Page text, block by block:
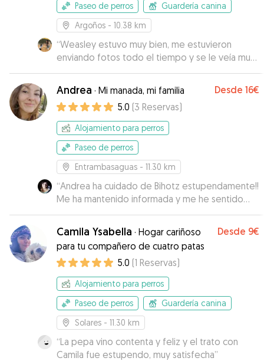
Paseo de perros
Guardería canina
Argoños - 10.38 km
“Weasley estuvo muy bien, me estuvieron
enviando fotos todo el tiempo y se le veía muy
a gusto”
Andrea · Mi manada, mi familia Desde 16€
5.0 (3 Reservas)
Alojamiento para perros
Paseo de perros
Entrambasaguas - 11.30 km
“Andrea ha cuidado de Bihotz estupendamente!!
Me ha mantenido informada y me he sentido
muy agusto con ella, y lo más importante es que
Bihotz ha estado como en casa. Repetiré!!
Camila Ysabella · Hogar cariñoso
para tu compañero de cuatro patas
Desde 9€
5.0 (1 Reservas)
Alojamiento para perros
Paseo de perros
Guardería canina
Solares - 11.30 km
“La pepa vino contenta y feliz y el trato con
Camila fue estupendo, muy satisfecha”